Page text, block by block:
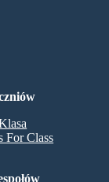
For Class